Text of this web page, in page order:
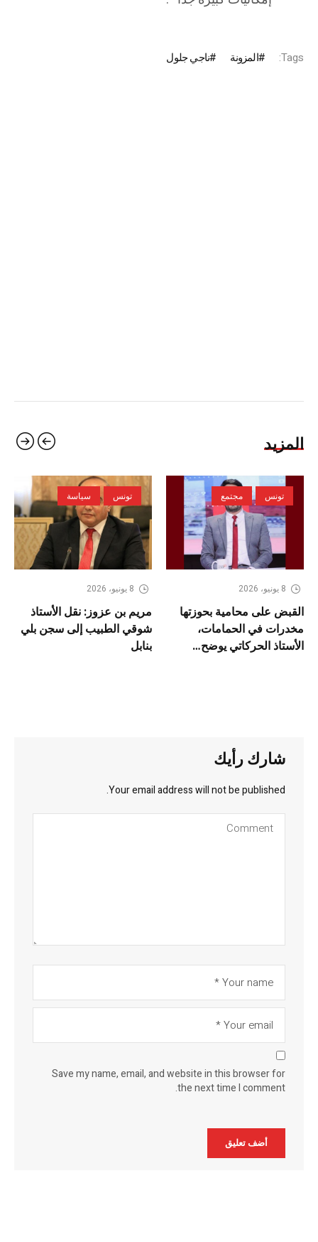
Tags: المزونة ناجي جلول
المزيد
تونس مجتمع
8 يونيو، 2026
القبض على محامية بحوزتها
مخدرات في الحمامات،
الأستاذ الحركاتي يوضح…
تونس سياسة
8 يونيو، 2026
مريم بن عزوز: نقل الأستاذ
شوقي الطبيب إلى سجن بلي
بنابل
شارك رأيك
Your email address will not be published.
Save my name, email, and website in this browser for
the next time I comment.